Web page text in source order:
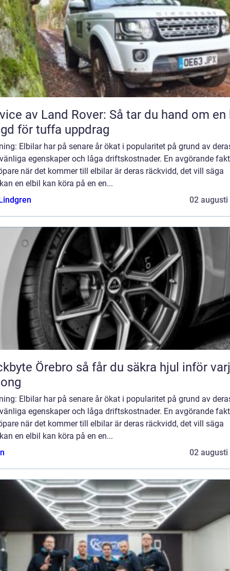
av Land Rover: Så tar du hand om en
för tuffa uppdrag
Elbilar har på senare år ökat i popularitet på grund av
egenskaper och låga driftskostnader. En avgörande
när det kommer till elbilar är deras räckvidd, det vill säga
en elbil kan köra på en en...
02 augusti
så får du säkra hjul inför varje
Elbilar har på senare år ökat i popularitet på grund av
egenskaper och låga driftskostnader. En avgörande
när det kommer till elbilar är deras räckvidd, det vill säga
en elbil kan köra på en en...
02 augusti